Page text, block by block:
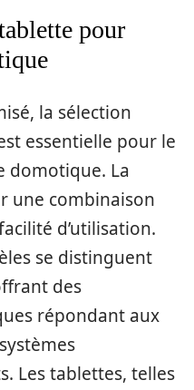
pour
la sélection
essentielle pour le
domotique. La
une combinaison
d’utilisation.
se distinguent
des
répondant aux
Les tablettes, telles